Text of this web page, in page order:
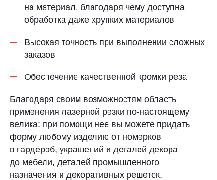
на материал, благодаря чему доступна
обработка даже хрупких материалов
Высокая точность при выполнении сложных
заказов
Обеспечение качественной кромки реза
Благодаря своим возможностям область
применения лазерной резки по-настоящему
велика: при помощи нее вы можете придать
форму любому изделию от номерков
в гардероб, украшений и деталей декора
до мебели, деталей промышленного
назначения и декоративных решеток.